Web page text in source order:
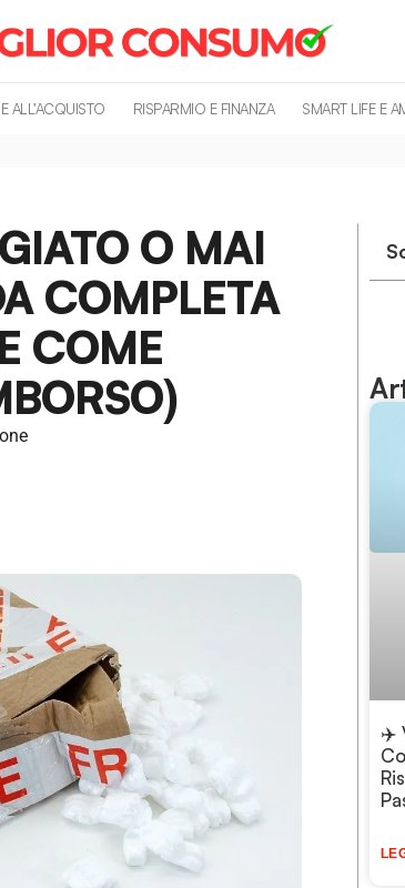
ALL’ACQUISTO RISPARMIO E FINANZA SMART LIFE E
O MAI
COMPLETA
COME
✈️